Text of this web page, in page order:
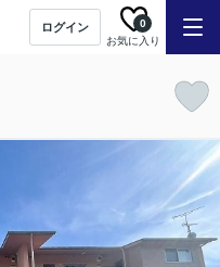
ログイン
お気に入り
0